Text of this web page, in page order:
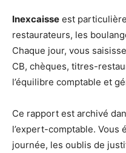
Inexcaisse est
restaurateurs, les
Chaque jour, vous
CB, chèques, titres-
l’équilibre comptable et
Ce rapport est archivé
l’expert-comptable.
journée, les oublis de